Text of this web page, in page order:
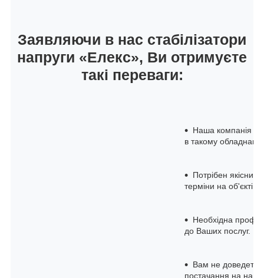
Заявляючи в нас стабілізатори
напруги «Елекс», Ви отримуєте
такі переваги:
Наша компанія на
в такому
Потрібен
терміни на об'єкті
Необхідна
до Ваших послуг.
Вам не
постачання на